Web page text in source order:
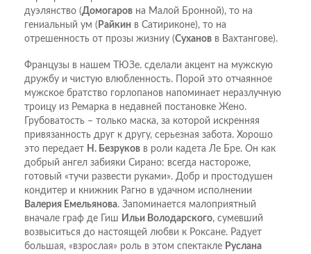
дуэлянство (Домогаров на Малой Бронной), то на
гениальный ум ( Райкин в Сатириконе), то на
отрешенность от прозы жизниу (Суханов в Вахтангове).
Французы в нашем ТЮЗе. сделали акцент на мужскую
дружбу и чистую влюбленность. Порой это отчаянное
мужское братство горлопанов напоминает неразлучную
троицу из Ремарка в недавней постановке Жено.
Грубоватость – только маска, за которой искренняя
привязанность друг к другу, серьезная забота. Хорошо
это передает Н. Безруков в роли кадета Ле Бре. Он как
добрый ангел забияки Сирано: всегда настороже,
готовый «тучи развести руками». Добр и простодушен
кондитер и книжник Рагно в удачном исполнении
Валерия Емельянова. Запоминается малоприятный
вначале граф де Гиш Ильи Володарского, сумевший
возвыситься до настоящей любви к Роксане. Радует
большая, «взрослая» роль в этом спектакле Руслана